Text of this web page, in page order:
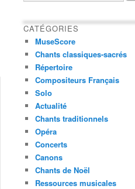
CATÉGORIES
MuseScore
Chants classiques-sacrés
Répertoire
Compositeurs Français
Solo
Actualité
Chants traditionnels
Opéra
Concerts
Canons
Chants de Noël
Ressources musicales